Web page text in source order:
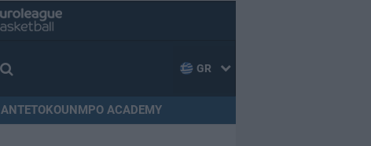
GR
ANTETOKOUNMPO ACADEMY